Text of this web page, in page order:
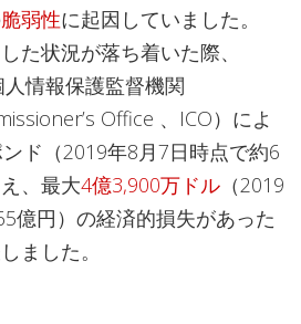
脆弱性に起因していました。
た状況が落ち着いた際、
情報保護監督機関
Office 、ICO）によ
ド（2019年8月7日時点で約6
、最大4億3,900万ドル （2019
億円）の経済的損失があった
ました。